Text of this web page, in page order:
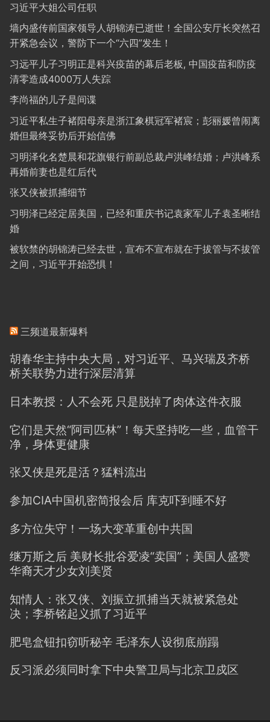
习近平大姐公司任职
墙内盛传前国家领导人胡锦涛已逝世！全国公安厅长突然召
开紧急会议，警防下一个“六四”发生！
习远平儿子习明正是科兴疫苗的幕后老板, 中国疫苗和防疫
清零造成4000万人失踪
李尚福的儿子是间谍
习近平私生子褚阳母亲是浙江象棋冠军褚宸；彭丽媛曾闹离
婚但最终妥协后开始信佛
习明泽化名楚晨和花旗银行前副总裁卢洪峰结婚；卢洪峰系
再婚前妻也是红后代
张又侠被抓捕细节
习明泽已经定居美国，已经和重庆书记袁家军儿子袁圣晰结
婚
被软禁的胡锦涛已经去世，宣布不宣布就在于拔管与不拔管
之间，习近平开始恐惧！
三频道最新爆料
胡春华主持中央大局，对习近平、马兴瑞及齐桥
桥关联势力进行深层清算
日本教授：人不会死 只是脱掉了肉体这件衣服
它们是天然“阿司匹林”！每天坚持吃一些，血管干
净，身体更健康
张又侠是死是活？猛料流出
参加CIA中国机密简报会后 库克吓到睡不好
多方位失守！一场大变革重创中共国
继万斯之后 美财长批谷爱凌“卖国”；美国人盛赞
华裔天才少女刘美贤
知情人：张又侠、刘振立抓捕当天就被紧急处
决；李桥铭起义抓了习近平
肥皂盒钮扣窃听秘辛 毛泽东人设彻底崩蹋
反习派必须同时拿下中央警卫局与北京卫戍区